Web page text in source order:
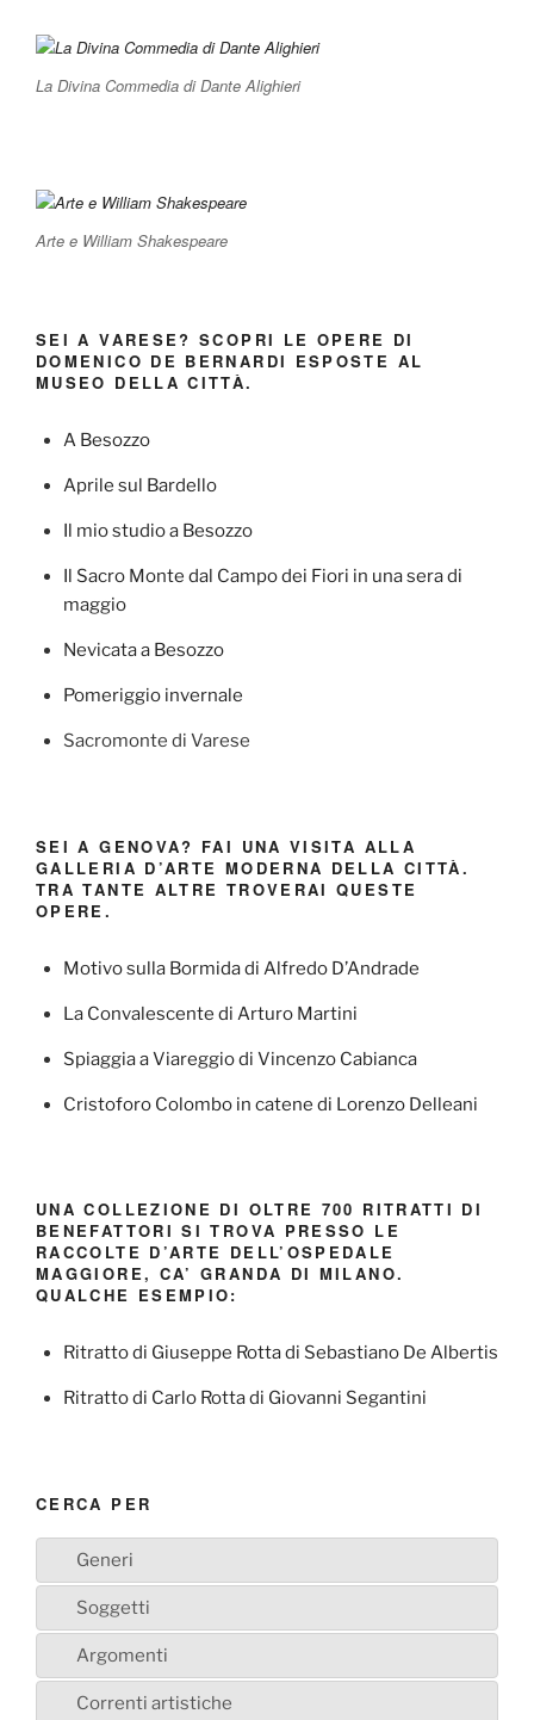
La Divina Commedia di Dante Alighieri
Arte e William Shakespeare
SEI A VARESE? SCOPRI LE OPERE DI
DOMENICO DE BERNARDI ESPOSTE AL
MUSEO DELLA CITTÀ.
A Besozzo
Aprile sul Bardello
Il mio studio a Besozzo
Il Sacro Monte dal Campo dei Fiori in una sera di
maggio
Nevicata a Besozzo
Pomeriggio invernale
Sacromonte di Varese
SEI A GENOVA? FAI UNA VISITA ALLA
GALLERIA D’ARTE MODERNA DELLA CITTÀ.
TRA TANTE ALTRE TROVERAI QUESTE
OPERE.
Motivo sulla Bormida di Alfredo D’Andrade
La Convalescente di Arturo Martini
Spiaggia a Viareggio di Vincenzo Cabianca
Cristoforo Colombo in catene di Lorenzo Delleani
UNA COLLEZIONE DI OLTRE 700 RITRATTI DI
BENEFATTORI SI TROVA PRESSO LE
RACCOLTE D’ARTE DELL’OSPEDALE
MAGGIORE, CA’ GRANDA DI MILANO.
QUALCHE ESEMPIO:
Ritratto di Giuseppe Rotta di Sebastiano De Albertis
Ritratto di Carlo Rotta di Giovanni Segantini
CERCA PER
Generi
Soggetti
Argomenti
Correnti artistiche